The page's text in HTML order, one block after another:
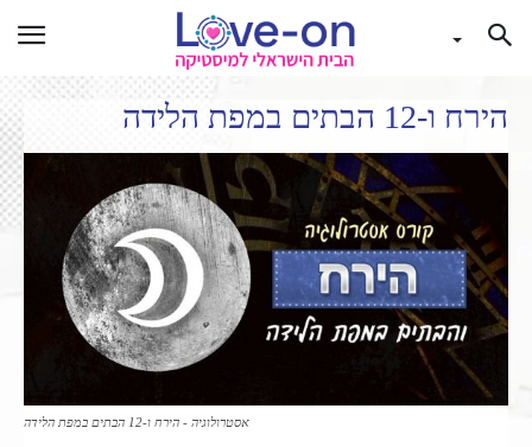
הירח ו-12 הבתים במפת הלידה
אסטרולוגיה - הירח ו-12 הבתים במפת הלידה